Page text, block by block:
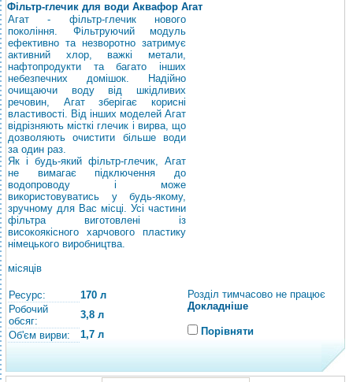
Фільтр-глечик для води Аквафор Агат
Агат - фільтр-глечик нового
покоління. Фільтруючий модуль
ефективно та незворотно затримує
активний хлор, важкі метали,
нафтопродукти та багато інших
небезпечних домішок. Надійно
очищаючи воду від шкідливих
речовин, Агат зберігає корисні
властивості. Від інших моделей Агат
відрізняють місткі глечик і вирва, що
дозволяють очистити більше води
за один раз.
Як і будь-який фільтр-глечик, Агат
не вимагає підключення до
водопроводу і може
використовуватись у будь-якому,
зручному для Вас місці. Усі частини
фільтра виготовлені із
високоякісного харчового пластику
німецького виробництва.
місяців
Ресурс:
170 л
Робочий
обсяг:
3,8 л
Об'єм вирви:
1,7 л
Розділ тимчасово не працює
Докладніше
Порівняти